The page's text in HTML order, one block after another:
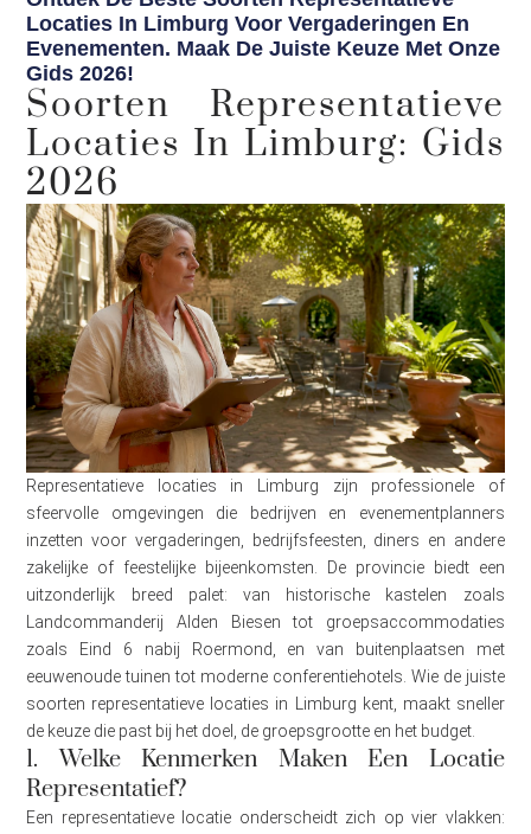
Locaties In Limburg Voor Vergaderingen En
Evenementen. Maak De Juiste Keuze Met Onze
Gids 2026!
Soorten Representatieve
Locaties In Limburg: Gids
2026
Representatieve locaties in Limburg zijn professionele of
sfeervolle omgevingen die bedrijven en evenementplanners
inzetten voor vergaderingen, bedrijfsfeesten, diners en andere
zakelijke of feestelijke bijeenkomsten. De provincie biedt een
uitzonderlijk breed palet: van historische kastelen zoals
Landcommanderij Alden Biesen tot groepsaccommodaties
zoals Eind 6 nabij Roermond, en van buitenplaatsen met
eeuwenoude tuinen tot moderne conferentiehotels. Wie de juiste
soorten representatieve locaties in Limburg kent, maakt sneller
de keuze die past bij het doel, de groepsgrootte en het budget.
1. Welke Kenmerken Maken Een Locatie
Representatief?
Een representatieve locatie onderscheidt zich op vier vlakken: